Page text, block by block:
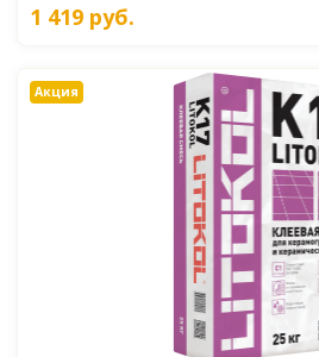
1 419 руб.
Акция